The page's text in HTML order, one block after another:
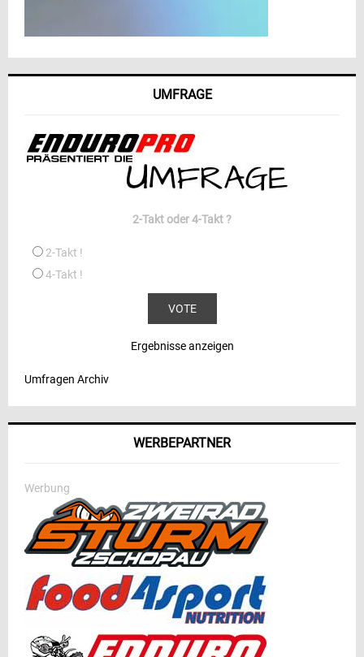
UMFRAGE
2-Takt oder 4-Takt ?
2-Takt !
4-Takt !
Ergebnisse anzeigen
Umfragen Archiv
WERBEPARTNER
Werbung